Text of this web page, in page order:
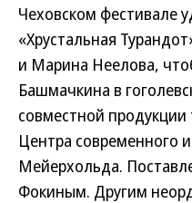
Чеховском фестивале
«Хрустальная
и Марина Неелова,
Башмачкина в
совместной
Центра современного
Мейерхольда.
Фокиным. Другим